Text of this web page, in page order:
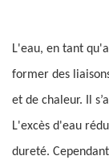
L'eau, en tant
former des
et de chaleur. Il
L'excès d'eau
dureté.